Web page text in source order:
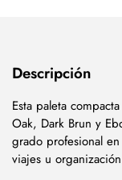
Descripción
Esta paleta
Oak, Dark Brun y
grado profesional
viajes u